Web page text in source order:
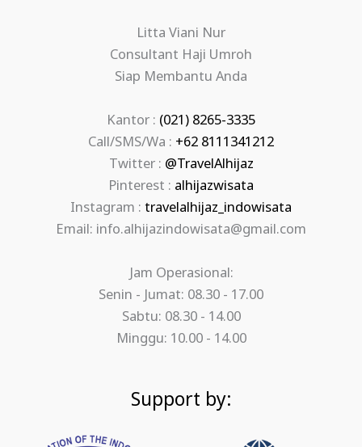
Litta Viani Nur
Consultant Haji Umroh
Siap Membantu Anda
Kantor : (021) 8265-3335
Call/SMS/Wa : +62 8111341212
Twitter : @TravelAlhijaz
Pinterest : alhijazwisata
Instagram : travelalhijaz_indowisata
Email: info.alhijazindowisata@gmail.com
Jam Operasional:
Senin - Jumat: 08.30 - 17.00
Sabtu: 08.30 - 14.00
Minggu: 10.00 - 14.00
Support by: